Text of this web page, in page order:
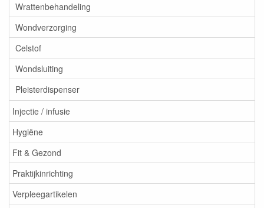
Wrattenbehandeling
Wondverzorging
Celstof
Wondsluiting
Pleisterdispenser
Injectie / infusie
Hygiëne
Fit & Gezond
Praktijkinrichting
Verpleegartikelen